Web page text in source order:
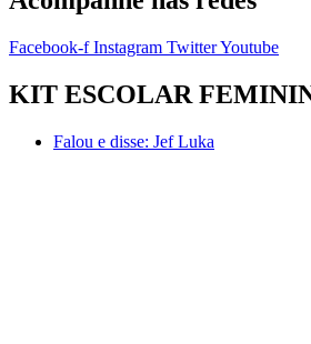
Facebook-f Instagram TwitterYoutube
KIT ESCOLAR
Falou e disse: Jef Luka